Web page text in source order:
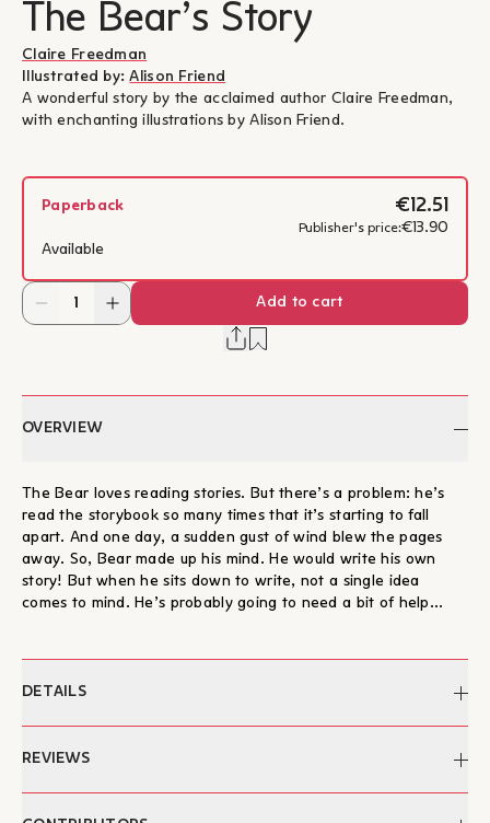
The Bear’s Story
Claire Freedman
Illustrated by:Alison Friend
A wonderful story by the acclaimed author Claire Freedman,
with enchanting illustrations by Alison Friend.
Paperback €12.51
Publisher's price:€13.90
Available
Add to cart
OVERVIEW
The Bear loves reading stories. But there’s a problem: he’s
read the storybook so many times that it’s starting to fall
apart. And one day, a sudden gust of wind blew the pages
away. So, Bear made up his mind. He would write his own
story! But when he sits down to write, not a single idea
comes to mind. He’s probably going to need a bit of help...
DETAILS
Author:
REVIEWS